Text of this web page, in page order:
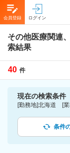
会員登録 ログイン
その他医療関連
索結果
40 件
現在の検索条件
条件